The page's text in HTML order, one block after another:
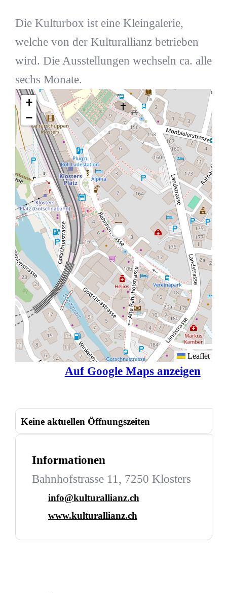
Die Kulturbox ist eine Kleingalerie,
welche von der Kulturallianz betrieben
wird. Die Ausstellungen wechseln ca. alle
sechs Monate.
+
−
Leaflet
Auf Google Maps anzeigen
Keine aktuellen Öffnungszeiten
Informationen
Bahnhofstrasse 11, 7250 Klosters
info@kulturallianz.ch
www.kulturallianz.ch